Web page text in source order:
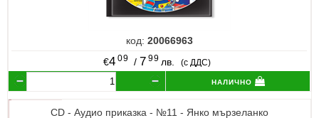
код: 20066963
€4 09 / 7 99 лв. (с ДДС)
налично
CD - Аудио приказка - №11 - Янко мързеланко